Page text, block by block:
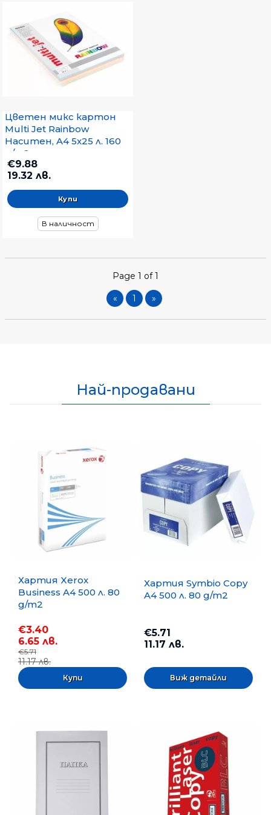
Цветен микс картон
Multi Jet Rainbow
Наситен, A4 5x25 л. 160
g/m2
€9.88
19.32 лв.
В наличност
Page 1 of 1
« 1 »
Най-продавани
Хартия Xerox
Business A4 500 л. 80
g/m2
€3.40
6.65 лв.
€5.71
11.17 лв.
Хартия Symbio Copy
A4 500 л. 80 g/m2
€5.71
11.17 лв.
Виж детайли